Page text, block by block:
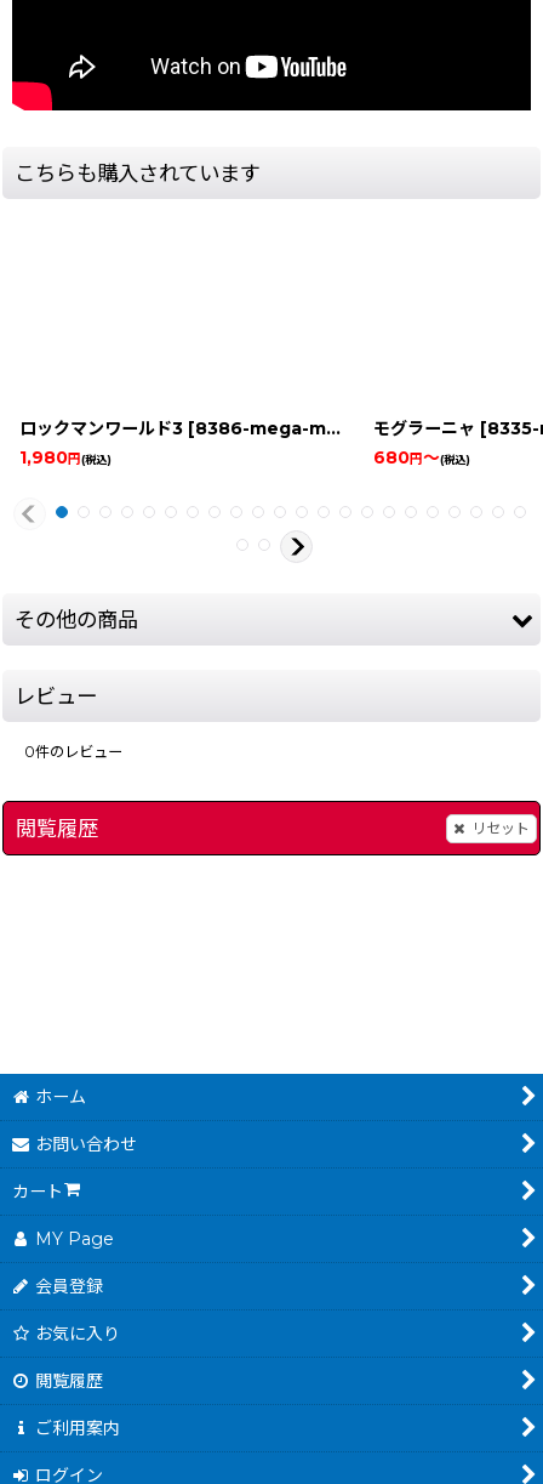
こちらも購入されています
ロックマンワールド3 [8386-mega-man-world-game-boy ]
1,980円(税込)
モグラーニャ [8335-
680円～(税込)
その他の商品
レビュー
0件のレビュー
閲覧履歴 リセット
ホーム
お問い合わせ
カート
MY Page
会員登録
お気に入り
閲覧履歴
ご利用案内
ログイン